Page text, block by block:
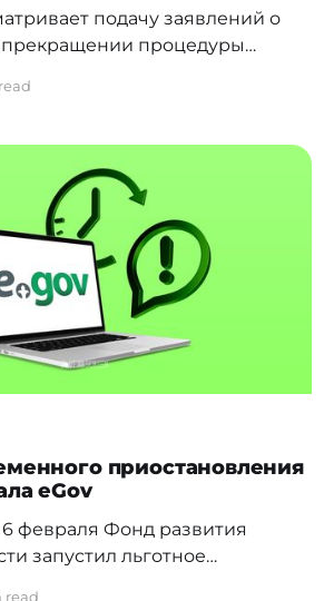
подачу заявлений о
процедуры
платежеспособности и
в силу 3 марта 2023 года,
на портале eGov.kz и
Mobile может подать только
приостановления
eGov
февраля Фонд развития
запустил льготное
read